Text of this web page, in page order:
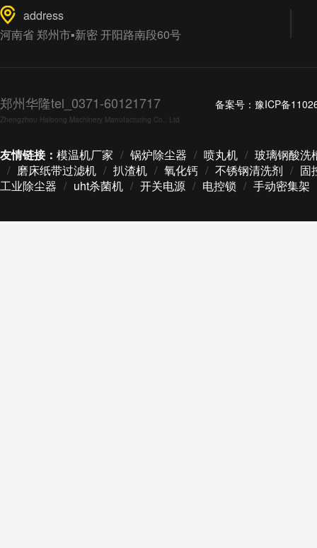
address
河南省 郑州市▪新密 开阳路南段60号
郑州华隆tel_0371-60121717
Zhengzhou Haloong Machinery Manufacturing Co., Ltd
备案号： 豫ICP备
友情链接： 模温机厂家 / 锅炉除尘器 / 喷丸机 / 玻璃钢酸洗
/ 磨床纸带过滤机 / 扒渣机 / 氧化钙 / 不锈钢清洗剂 / 固
工业除尘器 / uht杀菌机 / 开关电源 / 电控锁 / 手动密集架